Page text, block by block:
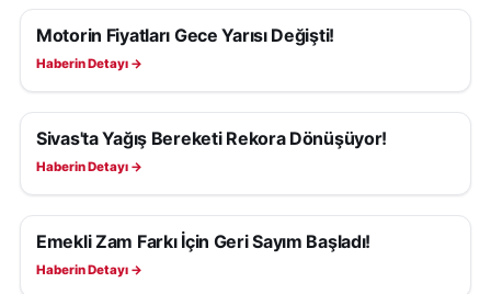
EKONOMI
Motorin Fiyatları Gece Yarısı Değişti!
Haberin Detayı →
EKONOMI
Sivas'ta Yağış Bereketi Rekora Dönüşüyor!
Haberin Detayı →
EKONOMI
Emekli Zam Farkı İçin Geri Sayım Başladı!
Haberin Detayı →